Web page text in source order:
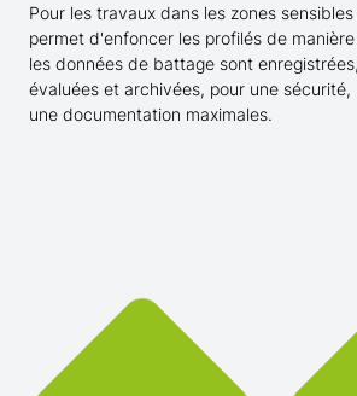
Pour les travaux dans les zones
permet d'enfoncer les profilés de
les données de battage sont
évaluées et archivées, pour une
une documentation maximales.